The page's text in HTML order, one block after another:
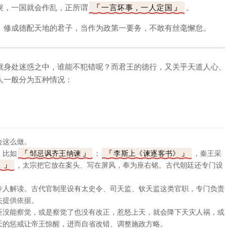
一国就会作乱，正所谓
一言坏事，一人定国 。
成德配天地的君子，当作为政第一要务，不敢有丝毫懈怠。
处迷惑之中，谁能不犯错呢？而君王的德行，又关乎天道人心、
般分为五种情况：
么做。
比如 邹忌讽齐王纳谏 ； 李斯上《谏逐客书》
，秦王采
，太宗把它放在案头、写在屏风，奉为座右铭。古代朝廷还专门设
人解读。古代官制里设有太史令、司天监、钦天监这类官职，专门负责
供依据。
没能察觉，或是察觉了也没有改正，惹怒上天，就会降下天灾人祸，或
惩戒让帝王惊醒，进而自省改错、调整施政方略。